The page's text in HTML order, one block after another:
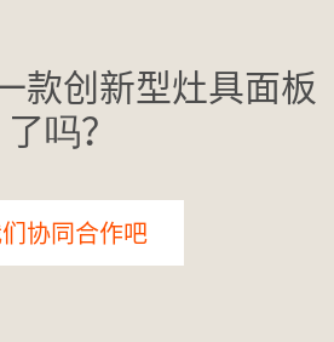
款创新型灶具面板
了吗？
协同合作吧